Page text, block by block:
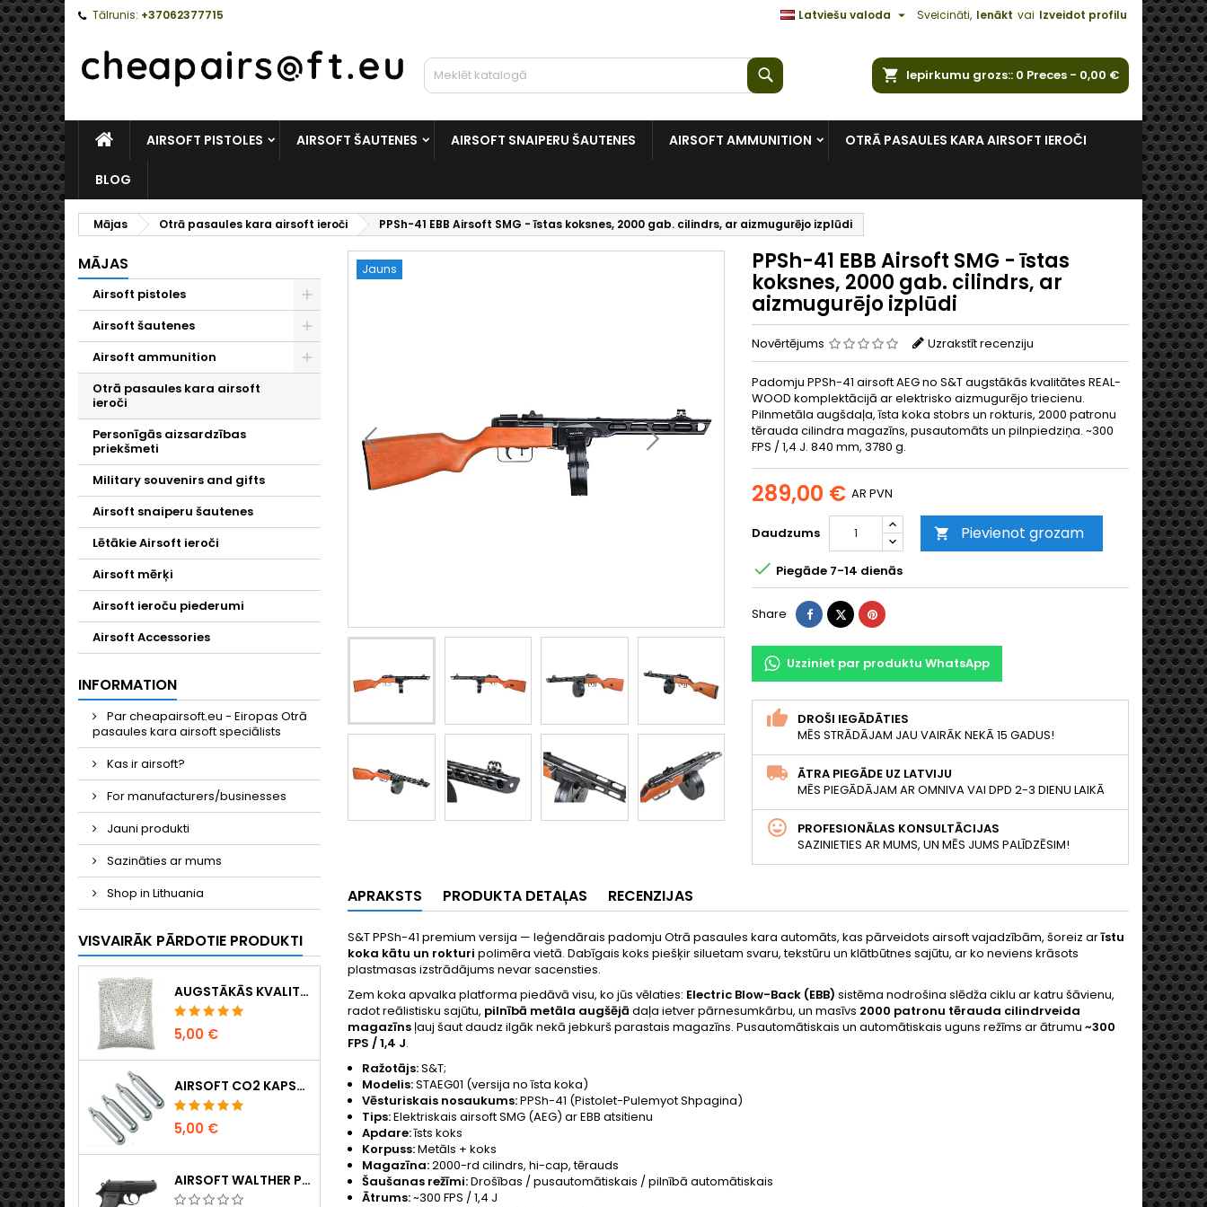
Tālrunis: +37062377715 Sveicināti, Ienākt vai Izveidot profilu
Latviešu valoda 
Iepirkumu grozs: 0 Preces - 0,00 €
MĀJASAIRSOFT PISTOLES AIRSOFT ŠAUTENES AIRSOFT SNAIPERU ŠAUTENES AIRSOFT AMMUNITION OTRĀ PASAULES KARA AIRSOFT IEROČI
BLOG
Mājas Otrā pasaules kara airsoft ieroči PPSh-41 EBB Airsoft SMG - īstas koksnes, 2000 gab. cilindrs, ar aizmugurējo izplūdi
MĀJAS
Airsoft pistoles
Airsoft šautenes
Airsoft ammunition
Otrā pasaules kara airsoft
ieroči
Personīgās aizsardzības
priekšmeti
Military souvenirs and gifts
Airsoft snaiperu šautenes
Lētākie Airsoft ieroči
Airsoft mērķi
Airsoft ieroču piederumi
Airsoft Accessories
INFORMATION
Par cheapairsoft.eu - Eiropas Otrā
pasaules kara airsoft speciālists
Kas ir airsoft?
For manufacturers/businesses
Jauni produkti
Sazināties ar mums
Shop in Lithuania
VISVAIRĀK PĀRDOTIE PRODUKTI
AUGSTĀKĀS KVALITĀTES 6 MM AIRSOFT LODĪTES 0,20 G – 1000 GAB., NEAIZĶERAS, PRECĪZA ŠAUŠANA
5,00 €
AIRSOFT CO2 KAPSULAS 12 G, 5 GAB. IEPAKOJUMĀ – RAŽOTAS UNGĀRIJĀ, ES, AUGSTĀKĀ KVALITĀTE
5,00 €
AIRSOFT WALTHER PPK/S ATSPERU PISTOLE
Jauns PPSh-41 EBB Airsoft SMG - īstas
koksnes, 2000 gab. cilindrs, ar
aizmugurējo izplūdi
Novērtējums Uzrakstīt recenziju
Padomju PPSh-41 airsoft AEG no S&T augstākās kvalitātes REAL-
WOOD komplektācijā ar elektrisko aizmugurējo triecienu.
Pilnmetāla augšdaļa, īsta koka stobrs un rokturis, 2000 patronu
tērauda cilindra magazīns, pusautomāts un pilnpiedziņa. ~300
FPS / 1,4 J. 840 mm, 3780 g.
289,00 € AR PVN
Daudzums  Pievienot grozam
 Piegāde 7-14 dienās
Share ShareTweetPinterest
Uzziniet par produktu WhatsApp
DROŠI IEGĀDĀTIES
MĒS STRĀDĀJAM JAU VAIRĀK NEKĀ 15 GADUS!
ĀTRA PIEGĀDE UZ LATVIJU
MĒS PIEGĀDĀJAM AR OMNIVA VAI DPD 2-3 DIENU LAIKĀ
PROFESIONĀLAS KONSULTĀCIJAS
SAZINIETIES AR MUMS, UN MĒS JUMS PALĪDZĒSIM!
APRAKSTS PRODUKTA DETAĻAS RECENZIJAS
S&T PPSh-41 premium versija — leģendārais padomju Otrā pasaules kara automāts, kas pārveidots airsoft vajadzībām, šoreiz arīstu
koka kātu un rokturi polimēra vietā. Dabīgais koks piešķir siluetam svaru, tekstūru un klātbūtnes sajūtu, ar ko neviens krāsots
plastmasas izstrādājums nevar sacensties.
Zem koka apvalka platforma piedāvā visu, ko jūs vēlaties: Electric Blow-Back (EBB) sistēma nodrošina slēdža ciklu ar katru šāvienu,
radot reālistisku sajūtu, pilnībā metāla augšējā daļa ietver pārnesumkārbu, un masīvs 2000 patronu tērauda cilindrveida
magazīns ļauj šaut daudz ilgāk nekā jebkurš parastais magazīns. Pusautomātiskais un automātiskais uguns režīms ar ātrumu ~300
FPS / 1,4 J.
Ražotājs:S&T;
Modelis:STAEG01 (versija no īsta koka)
Vēsturiskais nosaukums:PPSh-41 (Pistolet-Pulemyot Shpagina)
Tips:Elektriskais airsoft SMG (AEG) ar EBB atsitienu
Apdare:īsts koks
Korpuss:Metāls + koks
Magazīna:2000-rd cilindrs, hi-cap, tērauds
Šaušanas režīmi:Drošības / pusautomātiskais / pilnībā automātiskais
Ātrums:~300 FPS / 1,4 J